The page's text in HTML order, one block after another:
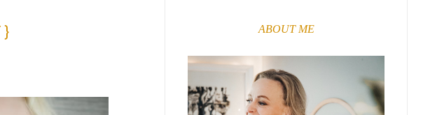
ABOUT ME